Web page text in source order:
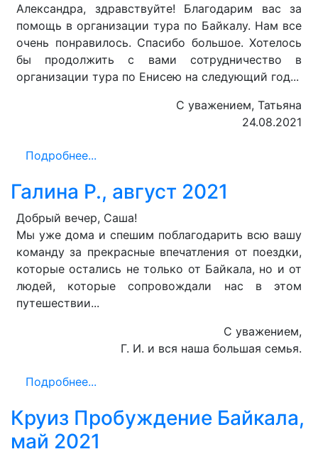
Александра, здравствуйте! Благодарим вас за
помощь в организации тура по Байкалу. Нам все
очень понравилось. Спасибо большое. Хотелось
бы продолжить с вами сотрудничество в
организации тура по Енисею на следующий год...
С уважением, Татьяна
24.08.2021
Подробнее...
Галина Р., август 2021
Добрый вечер, Саша!
Мы уже дома и спешим поблагодарить всю вашу
команду за прекрасные впечатления от поездки,
которые остались не только от Байкала, но и от
людей, которые сопровождали нас в этом
путешествии...
С уважением,
Г. И. и вся наша большая семья.
Подробнее...
Круиз Пробуждение Байкала,
май 2021